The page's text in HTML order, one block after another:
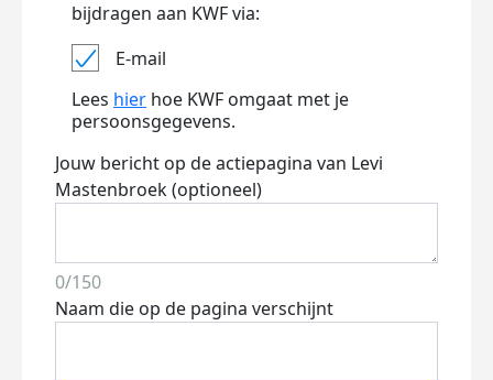
bijdragen aan KWF via:
E-mail
Lees hier hoe KWF omgaat met je
persoonsgegevens.
Jouw bericht op de actiepagina van Levi
Mastenbroek (optioneel)
0/150
Naam die op de pagina verschijnt